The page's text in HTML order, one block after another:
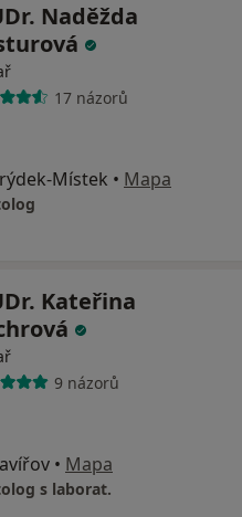
Naděžda
17 názorů
Místek • Mapa
Kateřina
9 názorů
• Mapa
s laborat.